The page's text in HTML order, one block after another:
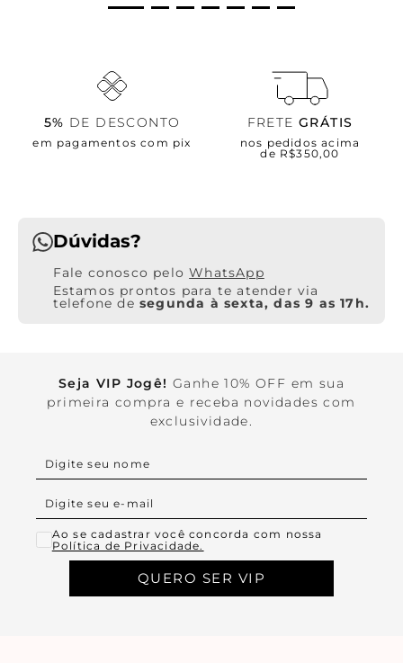
5% DE DESCONTO
em pagamentos com pix
FRETE GRÁTIS
nos pedidos acima
de R$350,00
Dúvidas?
WhatsApp
Estamos prontos para te atender via
telefone de segunda à sexta, das 9 as 17h.
Seja VIP Jogê! Ganhe 10% OFF em sua
primeira compra e receba novidades com
exclusividade.
Ao se cadastrar você concorda com nossa
Política de Privacidade.
QUERO SER VIP